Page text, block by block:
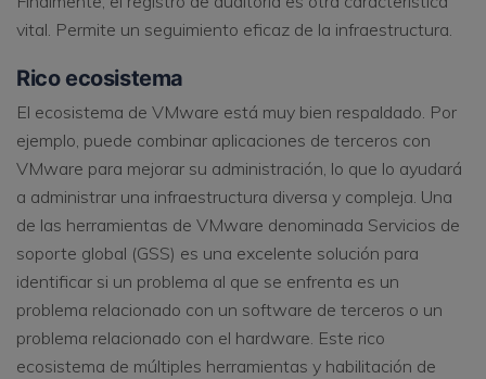
vital. Permite un seguimiento eficaz de la infraestructura.
Rico ecosistema
El ecosistema de VMware está muy bien respaldado. Por
ejemplo, puede combinar aplicaciones de terceros con
VMware para mejorar su administración, lo que lo ayudará
a administrar una infraestructura diversa y compleja. Una
de las herramientas de VMware denominada Servicios de
soporte global (GSS) es una excelente solución para
identificar si un problema al que se enfrenta es un
problema relacionado con un software de terceros o un
problema relacionado con el hardware. Este rico
ecosistema de múltiples herramientas y habilitación de